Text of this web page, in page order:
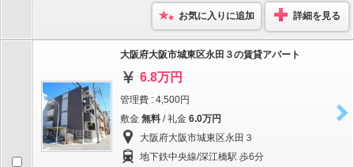
お気に入りに追加 詳細を見る
大阪府大阪市城東区永田３の賃貸アパート
6.8万円
管理費 : 4,500円
敷金 無料 / 礼金 6.0万円
大阪府大阪市城東区永田３
地下鉄中央線/深江橋駅 歩6分